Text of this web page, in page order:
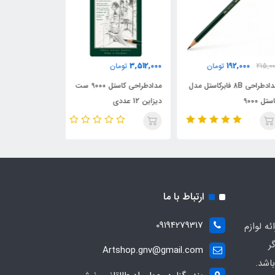
192,000 تومان
مدادطراحی 8B فابرکاستل مدل
9000
3,512,000 تومان
مدادطراحی کاستل 9000 ست
دیزاین 12 عددی
لوازم
ارتباط با ما
09194279317
Artshop.gnv@gmail.com